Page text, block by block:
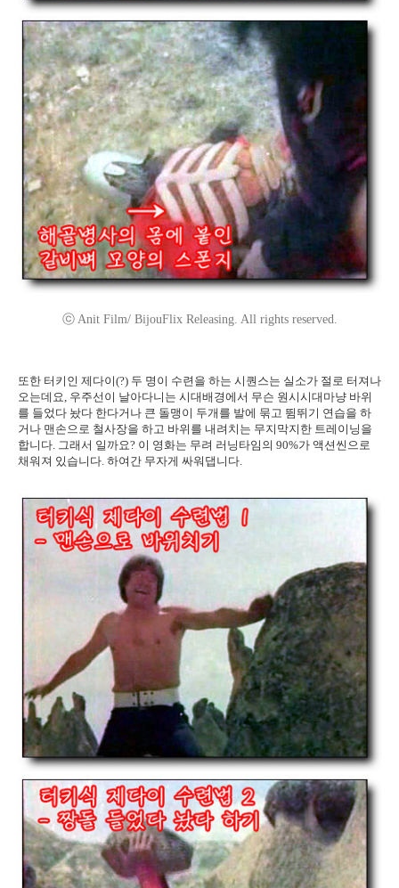
ⓒ Anit Film/ BijouFlix Releasing. All rights reserved.
또한 터키인 제다이(?) 두 명이 수련을 하는 시퀀스는 실소가 절로 터져나
오는데요, 우주선이 날아다니는 시대배경에서 무슨 원시시대마냥 바위
를 들었다 놨다 한다거나 큰 돌맹이 두개를 발에 묶고 뜀뛰기 연습을 하
거나 맨손으로 철사장을 하고 바위를 내려치는 무지막지한 트레이닝을
합니다. 그래서 일까요? 이 영화는 무려 러닝타임의 90%가 액션씬으로
채워져 있습니다. 하여간 무자게 싸워댑니다.